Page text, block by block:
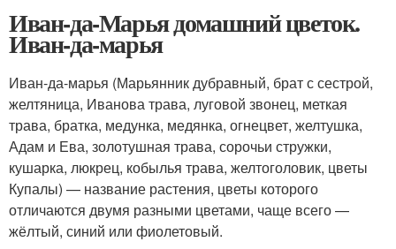
Иван-да-Марья домашний цветок.
Иван-да-марья
Иван-да-марья (Марьянник дубравный, брат с сестрой,
желтяница, Иванова трава, луговой звонец, меткая
трава, братка, медунка, медянка, огнецвет, желтушка,
Адам и Ева, золотушная трава, сорочьи стружки,
кушарка, люкрец, кобылья трава, желтоголовик, цветы
Купалы) — название растения, цветы которого
отличаются двумя разными цветами, чаще всего —
жёлтый, синий или фиолетовый.